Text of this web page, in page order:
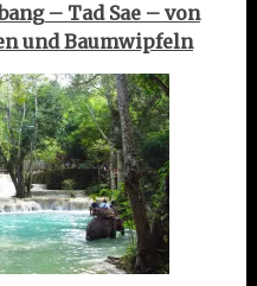
– Tad Sae – von
und Baumwipfeln